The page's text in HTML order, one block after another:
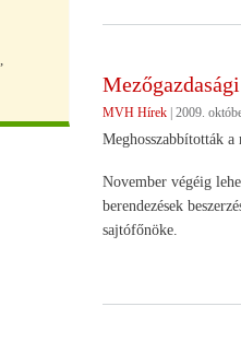
MVH Hírek 2009.
Meghosszabbították a
November végéig
berendezések
sajtófőnöke.